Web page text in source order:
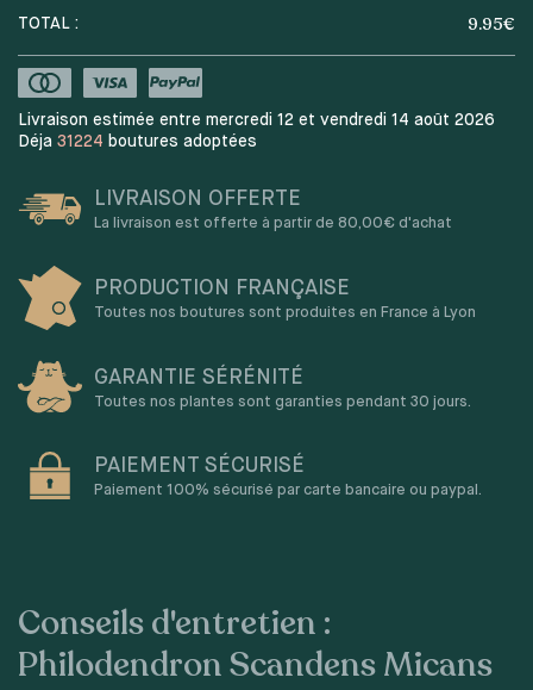
TOTAL : 9.95€
Livraison estimée entre mercredi 12 et vendredi 14 août 2026
Déja 31224 boutures adoptées
LIVRAISON OFFERTE
La livraison est offerte à partir de 80,00€ d'achat
PRODUCTION FRANÇAISE
Toutes nos boutures sont produites en France à Lyon
GARANTIE SÉRÉNITÉ
Toutes nos plantes sont garanties pendant 30 jours.
PAIEMENT SÉCURISÉ
Paiement 100% sécurisé par carte bancaire ou paypal.
Conseils d'entretien :
Philodendron Scandens Micans